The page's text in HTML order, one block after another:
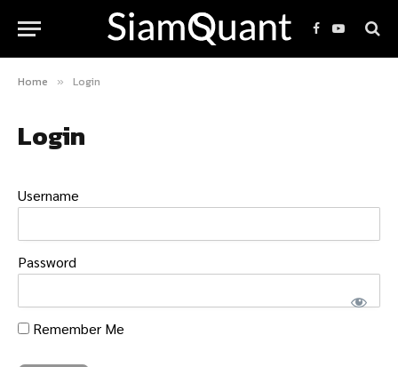
Facebook
YouTube
Home » Login
Login
Username
Password
Remember Me